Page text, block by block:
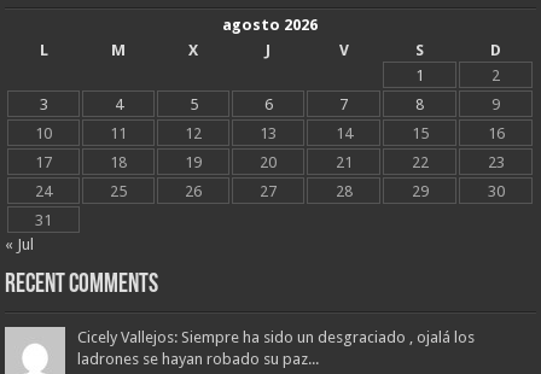
agosto 2026
L
M X J V S
D
1
2
3
4 5 6 7 8
9
10
11 12 13 14 15
16
17
18 19 20 21 22
23
24
25 26 27 28 29
30
31
« Jul
Recent Comments
Cicely Vallejos: Siempre ha sido un desgraciado , ojalá los
ladrones se hayan robado su paz...